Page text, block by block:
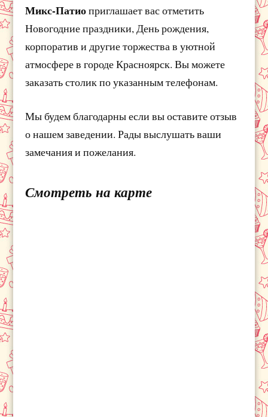
Микс-Патиоприглашает вас отметить
Новогодние праздники, День рождения,
корпоратив и другие торжества в уютной
атмосфере в городе Красноярск. Вы можете
заказать столик по указанным телефонам.
Мы будем благодарны если вы оставите отзыв
о нашем заведении. Рады выслушать ваши
замечания и пожелания.
Смотреть на карте